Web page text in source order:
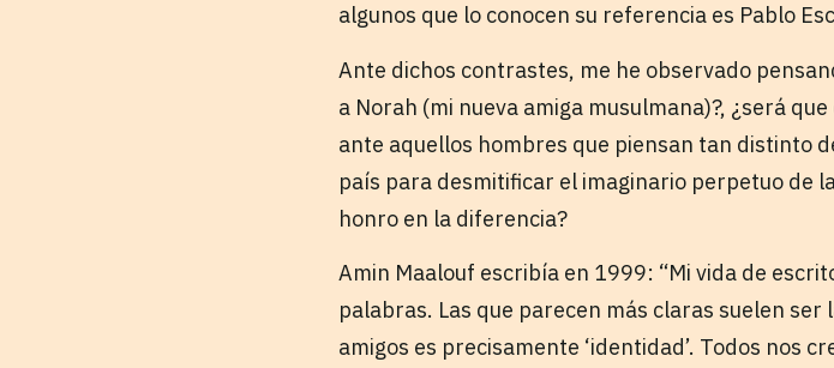
algunos que lo conocen su referencia es Pablo
Ante dichos contrastes, me he observado
a Norah (mi nueva amiga musulmana)?, ¿será
ante aquellos hombres que piensan tan distinto
país para desmitificar el imaginario perpetuo de
honro en la diferencia?
Amin Maalouf escribía en 1999: “Mi vida de
palabras. Las que parecen más claras suelen
amigos es precisamente ‘identidad’. Todos nos